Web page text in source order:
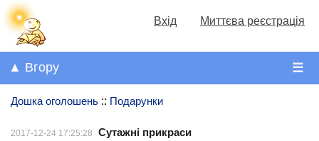
Вхід Миттєва реєстрація
☰
▲ Вгору
Дошка оголошень :: Подарунки
2017-12-24 17:25:28 Сутажні прикраси